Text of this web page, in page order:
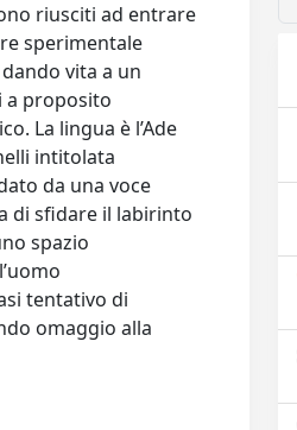
riusciti ad entrare
sperimentale
vita a un
a proposito
La lingua è l’Ade
intitolata
da una voce
di sfidare il labirinto
spazio
tentativo di
omaggio alla